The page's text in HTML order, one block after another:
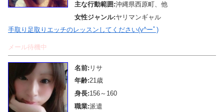
主な行動範囲:沖縄県西原町、他
女性ジャンル:ヤリマンギャル
手取り足取りエッチのレッスンしてください(v^ーﾟ)
メール待機中
名前: リサ
年齢:21歳
身長:156～160
職業:派遣